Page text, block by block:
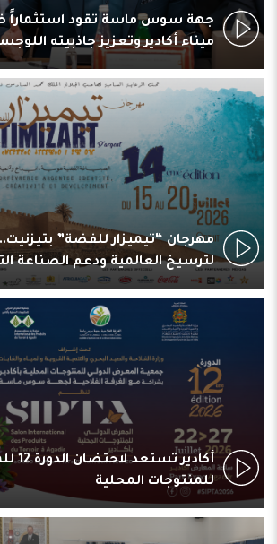
جهة سوس ماسة تقود استثماراً
ميناء أكادير وتعزيز جاذبيته
مهرجان “تيميزار للفضة”
لترسيخ العالمية ودعم الصناعة
أكادير
للمنتوجات المحلية